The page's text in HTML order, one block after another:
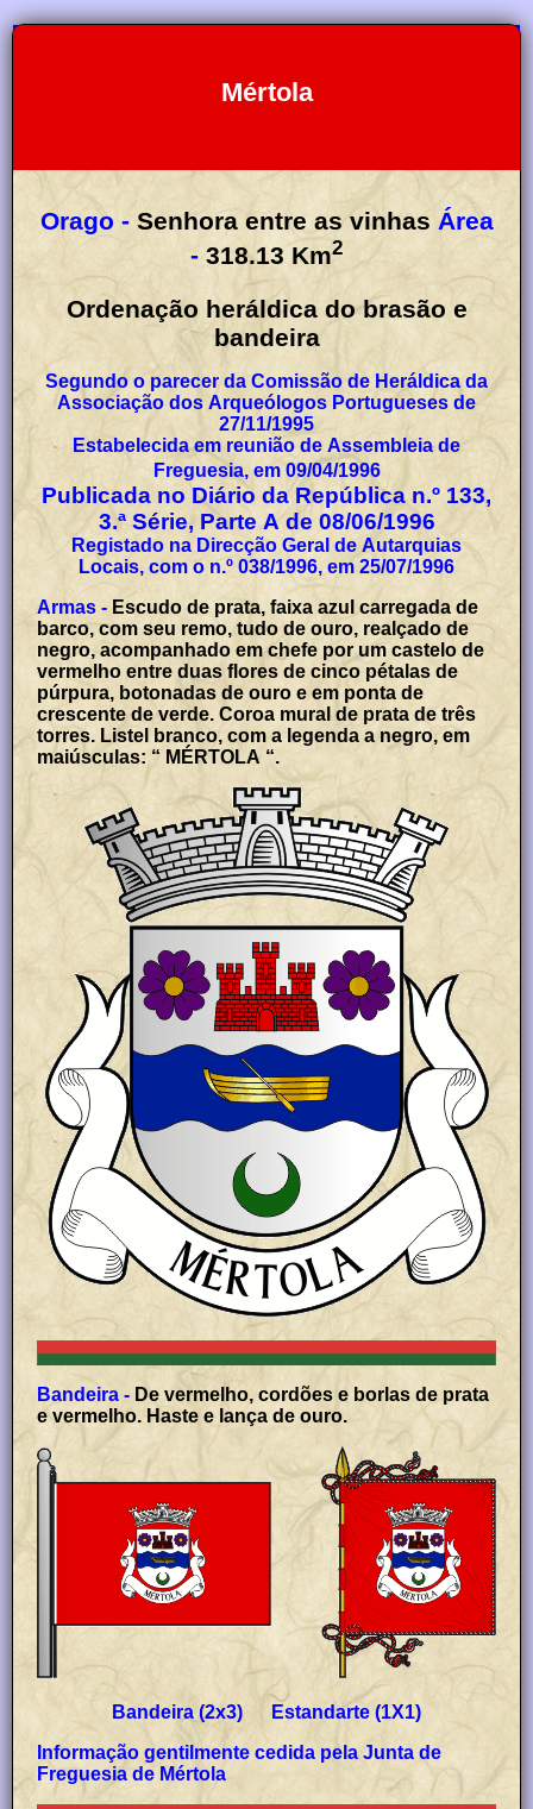
Mértola
Orago - Senhora entre as vinhas Área
- 318.13 Km2
Ordenação heráldica do brasão e
bandeira
Segundo o parecer da Comissão de Heráldica da
Associação dos Arqueólogos Portugueses de
27/11/1995
Estabelecida em reunião de Assembleia de
Freguesia, em 09/04/1996
Publicada no Diário da República n.º 133,
3.ª Série, Parte A de 08/06/1996
Registado na Direcção Geral de Autarquias
Locais, com o n.º 038/1996, em 25/07/1996
Armas - Escudo de prata, faixa azul carregada de
barco, com seu remo, tudo de ouro, realçado de
negro, acompanhado em chefe por um castelo de
vermelho entre duas flores de cinco pétalas de
púrpura, botonadas de ouro e em ponta de
crescente de verde. Coroa mural de prata de três
torres. Listel branco, com a legenda a negro, em
maiúsculas: “ MÉRTOLA “.
Bandeira - De vermelho, cordões e borlas de prata
e vermelho. Haste e lança de ouro.
Bandeira (2x3) Estandarte (1X1)
Informação gentilmente cedida pela Junta de
Freguesia de Mértola